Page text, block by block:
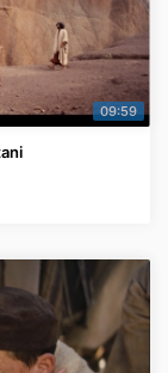
09:59